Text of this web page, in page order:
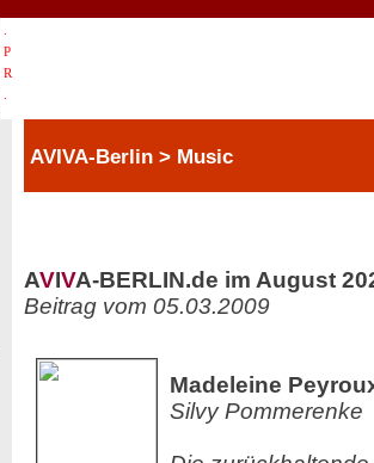
P
R
AVIVA-Berlin > Music
AVIVA-BERLIN.de im August
Beitrag vom 05.03.2009
Madeleine
Silvy Pommerenke